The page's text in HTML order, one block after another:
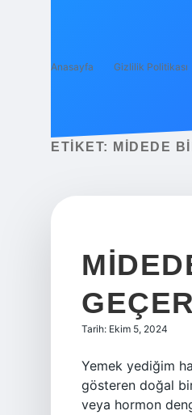
Anasayfa Gizlilik Politikası
ETIKET: MIDEDE
GEÇER
Tarih: Ekim 5, 2024
Yemek yediğim
gösteren doğal
veya hormon